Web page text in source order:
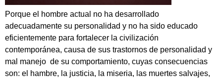
Porque el hombre actual no ha desarrollado
adecuadamente su personalidad y no ha sido educado
eficientemente para fortalecer la civilización
contemporánea, causa de sus trastornos de personalidad y
mal manejo de su comportamiento, cuyas consecuencias
son: el hambre, la justicia, la miseria, las muertes salvajes,